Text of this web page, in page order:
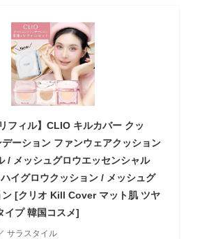
フィル】CLIO キルカバー クッ
ーション ファンウェアクッション
/ メッシュグロウエッセンシャル
イグロウクッション / メッシュグ
ン [クリオ Kill Cover マット肌 ツヤ
イプ 韓国コスメ]
サラスタイル